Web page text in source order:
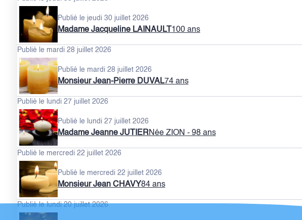
Publié le jeudi 30 juillet 2026
Madame Jacqueline LAINAULT100 ans
Publié le mardi 28 juillet 2026
Publié le mardi 28 juillet 2026
Monsieur Jean-Pierre DUVAL74 ans
Publié le lundi 27 juillet 2026
Publié le lundi 27 juillet 2026
Madame Jeanne JUTIERNée ZION - 98 ans
Publié le mercredi 22 juillet 2026
Publié le mercredi 22 juillet 2026
Monsieur Jean CHAVY84 ans
Publié le lundi 20 juillet 2026